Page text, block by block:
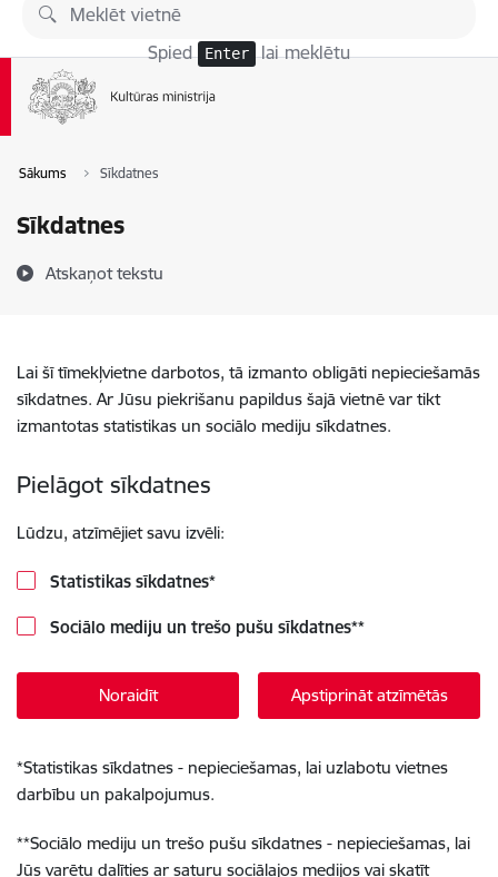
Pāriet uz lapas saturu
Spied Enter lai meklētu
Sākums Sīkdatnes
Sīkdatnes
Atskaņot tekstu
Lai šī tīmekļvietne darbotos, tā izmanto obligāti nepieciešamās
sīkdatnes. Ar Jūsu piekrišanu papildus šajā vietnē var tikt
izmantotas statistikas un sociālo mediju sīkdatnes.
Pielāgot sīkdatnes
Lūdzu, atzīmējiet savu izvēli:
Statistikas sīkdatnes*
Sociālo mediju un trešo pušu sīkdatnes**
Noraidīt Apstiprināt atzīmētās
*Statistikas sīkdatnes - nepieciešamas, lai uzlabotu vietnes
darbību un pakalpojumus.
**Sociālo mediju un trešo pušu sīkdatnes - nepieciešamas, lai
Jūs varētu dalīties ar saturu sociālajos medijos vai skatīt